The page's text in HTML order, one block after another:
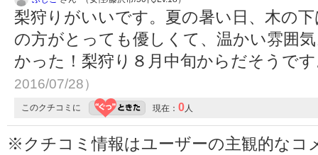
梨狩りがいいです。夏の暑い日、木の
の方がとっても優しくて、温かい雰囲
かった！梨狩り８月中旬からだそうで
2016/07/28）
このクチコミに 現在： 0人
※クチコミ情報はユーザーの主観的なコ